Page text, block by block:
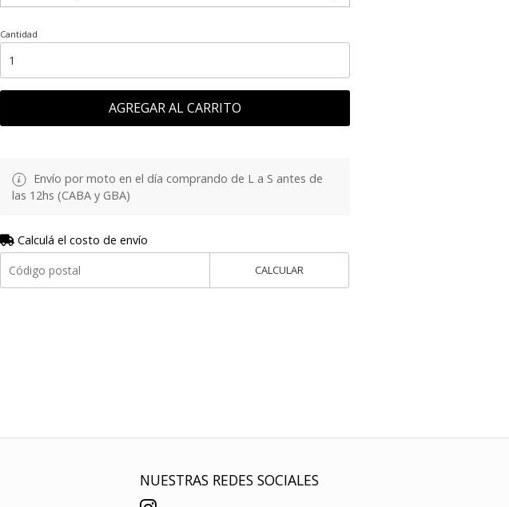
Cantidad
AGREGAR AL CARRITO
Envío por moto en el día comprando de L a S antes de
las 12hs (CABA y GBA)
Calculá el costo de envío
CALCULAR
NUESTRAS REDES SOCIALES